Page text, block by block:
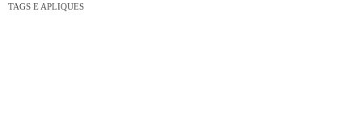
TAGS E APLIQUES